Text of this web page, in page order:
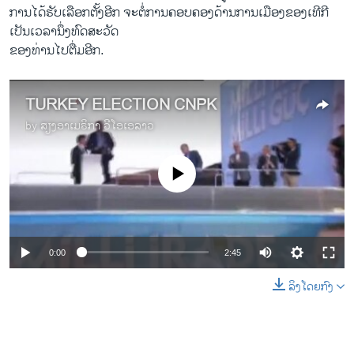
e
ການ​ໄດ້​ຮັບ​ເລືອກຕັ້ງອີກ ຈະ​ຕໍ່ການຄອບ​ຄອງດ້ານ​ການ​ເມືອງ​ຂອງ​ເທີ​ກີ ​
ເປັນ​ເວລາ​ນຶ່ງ​ທົດສະວັດ
ຂອງ​ທ່ານໄປ​ຕື່ມ​ອີກ.
TURKEY ELECTION CNPK
by ສຽງອາເມຣິກາ ວີໂອເອລາວ
No media source currently available
0:00 2:45
ລິງໂດຍກົງ